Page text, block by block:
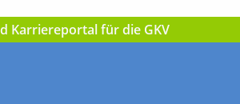
Karriereportal für die GKV